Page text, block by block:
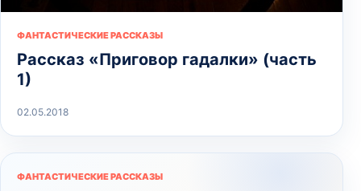
ФАНТАСТИЧЕСКИЕ РАССКАЗЫ
Рассказ «Приговор гадалки» (часть
1)
02.05.2018
ФАНТАСТИЧЕСКИЕ РАССКАЗЫ